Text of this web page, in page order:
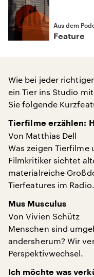
Aus dem
Feature
Wie bei jeder
ein Tier ins Studio
Sie folgende
Tierfilme erzählen:
Von Matthias Dell
Was zeigen Tierfilme
Filmkritiker sichtet
materialreiche
Tierfeatures im Radio.
Mus Musculus
Von Vivien Schütz
Menschen sind
andersherum? Wir
Perspektivwechsel.
Ich möchte was